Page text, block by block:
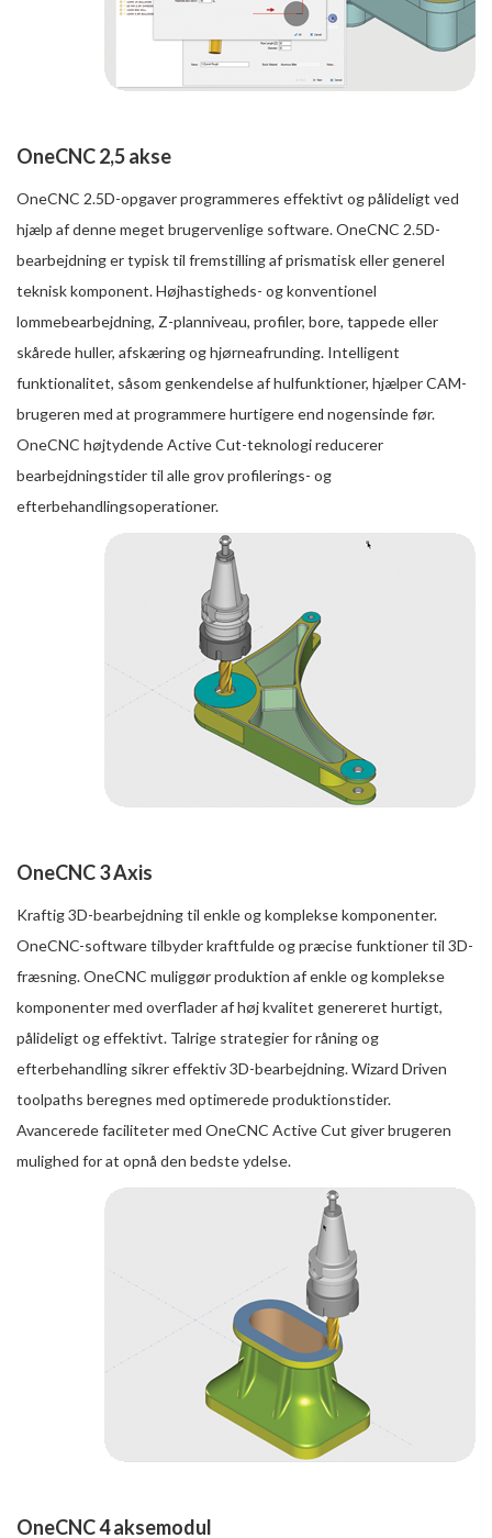
OneCNC 2,5 akse
OneCNC 2.5D-opgaver programmeres effektivt og pålideligt ved
hjælp af denne meget brugervenlige software. OneCNC 2.5D-
bearbejdning er typisk til fremstilling af prismatisk eller generel
teknisk komponent. Højhastigheds- og konventionel
lommebearbejdning, Z-planniveau, profiler, bore, tappede eller
skårede huller, afskæring og hjørneafrunding. Intelligent
funktionalitet, såsom genkendelse af hulfunktioner, hjælper CAM-
brugeren med at programmere hurtigere end nogensinde før.
OneCNC højtydende Active Cut-teknologi reducerer
bearbejdningstider til alle grov profilerings- og
efterbehandlingsoperationer.
OneCNC 3 Axis
Kraftig 3D-bearbejdning til enkle og komplekse komponenter.
OneCNC-software tilbyder kraftfulde og præcise funktioner til 3D-
fræsning. OneCNC muliggør produktion af enkle og komplekse
komponenter med overflader af høj kvalitet genereret hurtigt,
pålideligt og effektivt. Talrige strategier for råning og
efterbehandling sikrer effektiv 3D-bearbejdning. Wizard Driven
toolpaths beregnes med optimerede produktionstider.
Avancerede faciliteter med OneCNC Active Cut giver brugeren
mulighed for at opnå den bedste ydelse.
OneCNC 4 aksemodul